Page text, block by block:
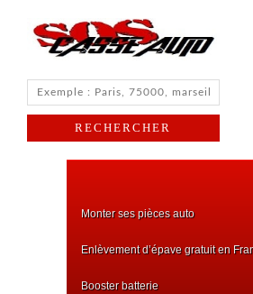
Monter ses pièces auto
Enlèvement d’épave gratuit en
Booster batterie